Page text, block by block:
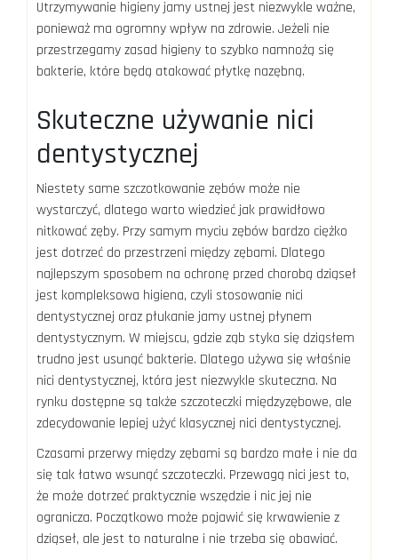
Utrzymywanie higieny jamy ustnej jest niezwykle ważne,
ponieważ ma ogromny wpływ na zdrowie. Jeżeli nie
przestrzegamy zasad higieny to szybko namnożą się
bakterie, które będą atakować płytkę nazębną.
Skuteczne używanie nici
dentystycznej
Niestety same szczotkowanie zębów może nie
wystarczyć, dlatego warto wiedzieć jak prawidłowo
nitkować zęby. Przy samym myciu zębów bardzo ciężko
jest dotrzeć do przestrzeni między zębami. Dlatego
najlepszym sposobem na ochronę przed chorobą dziąseł
jest kompleksowa higiena, czyli stosowanie nici
dentystycznej oraz płukanie jamy ustnej płynem
dentystycznym. W miejscu, gdzie ząb styka się dziąsłem
trudno jest usunąć bakterie. Dlatego używa się właśnie
nici dentystycznej, która jest niezwykle skuteczna. Na
rynku dostępne są także szczoteczki międzyzębowe, ale
zdecydowanie lepiej użyć klasycznej nici dentystycznej.
Czasami przerwy między zębami są bardzo małe i nie da
się tak łatwo wsunąć szczoteczki. Przewagą nici jest to,
że może dotrzeć praktycznie wszędzie i nic jej nie
ogranicza. Początkowo może pojawić się krwawienie z
dziąseł, ale jest to naturalne i nie trzeba się obawiać.